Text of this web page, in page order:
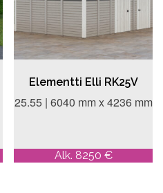
Elementti Elli RK25V
25.55 | 6040 mm x 4236 mm
Alk. 8250 €